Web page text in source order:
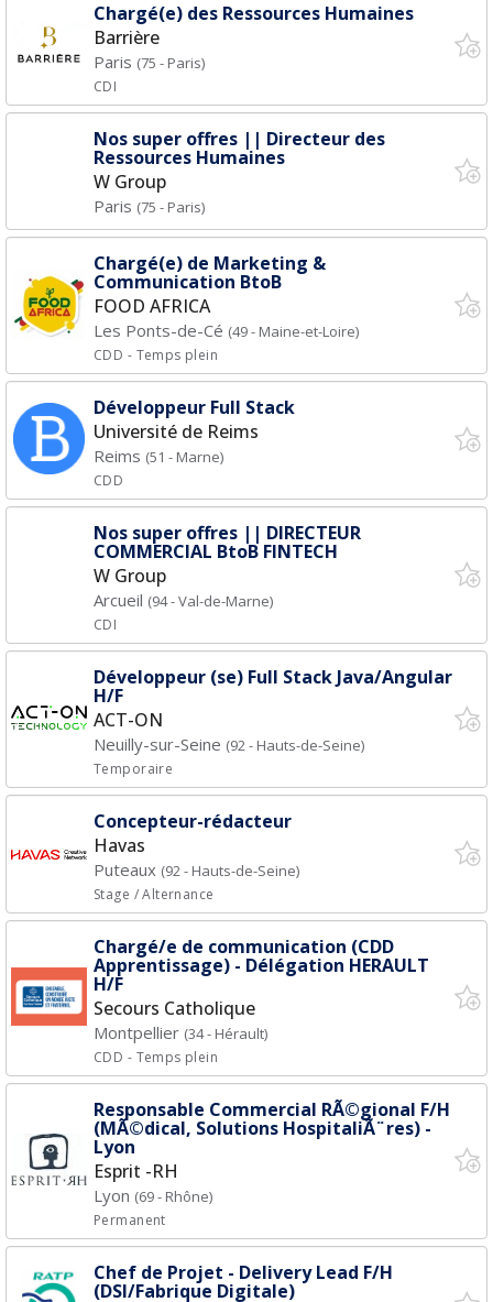
Chargé(e) des Ressources Humaines
Barrière
Paris (75 - Paris)
CDI
Nos super offres || Directeur des
Ressources Humaines
W Group
Paris (75 - Paris)
Chargé(e) de Marketing &
Communication BtoB
FOOD AFRICA
Les Ponts-de-Cé (49 - Maine-et-Loire)
CDD - Temps plein
Développeur Full Stack
Université de Reims
Reims (51 - Marne)
CDD
Nos super offres || DIRECTEUR
COMMERCIAL BtoB FINTECH
W Group
Arcueil (94 - Val-de-Marne)
CDI
Développeur (se) Full Stack Java/Angular
H/F
ACT-ON
Neuilly-sur-Seine (92 - Hauts-de-Seine)
Temporaire
Concepteur-rédacteur
Havas
Puteaux (92 - Hauts-de-Seine)
Stage / Alternance
Chargé/e de communication (CDD
Apprentissage) - Délégation HERAULT
H/F
Secours Catholique
Montpellier (34 - Hérault)
CDD - Temps plein
Responsable Commercial RÃ©gional F/H
(MÃ©dical, Solutions HospitaliÃ¨res) -
Lyon
Esprit -RH
Lyon (69 - Rhône)
Permanent
Chef de Projet - Delivery Lead F/H
(DSI/Fabrique Digitale)